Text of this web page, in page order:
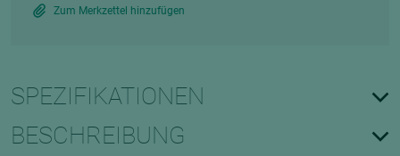
Zum Merkzettel hinzufügen
SPEZIFIKATIONEN
BESCHREIBUNG